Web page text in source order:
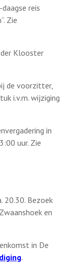
reis
Zie
Klooster
de voorzitter,
i.v.m. wijziging
in
uur. Zie
20.30. Bezoek
en
in De
.